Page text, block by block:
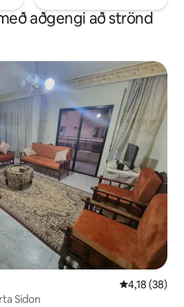
aðgengi að strönd
4,18 af 5 í
4,18 (38)
Sidon